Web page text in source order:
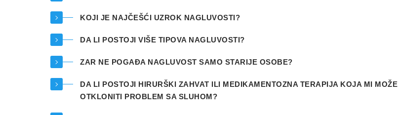
KOJI JE NAJČEŠĆI UZROK NAGLUVOSTI?
DA LI POSTOJI VIŠE TIPOVA NAGLUVOSTI?
ZAR NE POGAĐA NAGLUVOST SAMO STARIJE OSOBE?
DA LI POSTOJI HIRURŠKI ZAHVAT ILI MEDIKAMENTOZNA TERAPIJA KOJA MI MOŽE
OTKLONITI PROBLEM SA SLUHOM?